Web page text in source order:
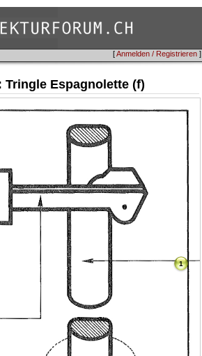
[Anmelden / Registrieren ]
Tringle Espagnolette (f)
1